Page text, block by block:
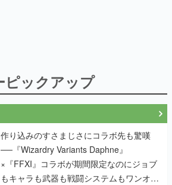
作り込みのすさまじさにコラボ先も驚嘆
──『Wizardry Variants Daphne』
もキャラも武器も戦闘システムもワンオフ
で作り込まれた理由を両ディレクターに聞
く
『TATSUJIN』の弓削雅稔×『ライデンファ
イターズ』の齋藤貴幸──かつて縦シュー全